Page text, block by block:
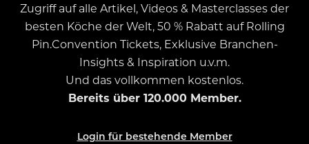
Zugriff auf alle Artikel, Videos & Masterclasses der
besten Köche der Welt, 50 % Rabatt auf Rolling
Pin.Convention Tickets, Exklusive Branchen-
Insights & Inspiration u.v.m.
Und das vollkommen kostenlos.
Bereits über 120.000 Member.
Login für bestehende Member